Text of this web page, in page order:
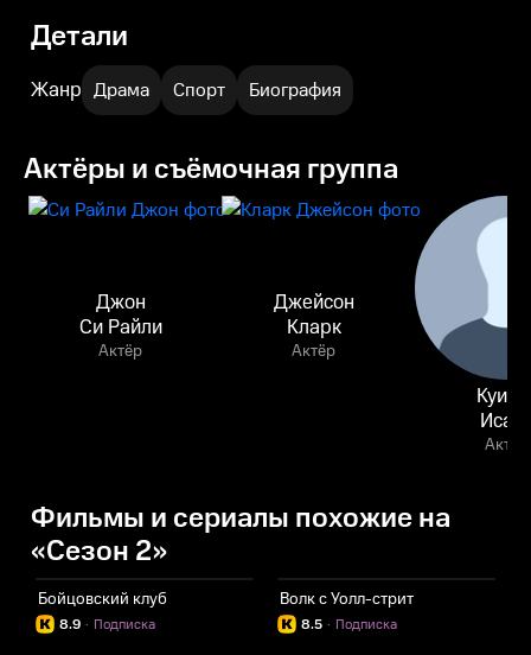
Детали
Жанр Драма Спорт Биография
Актёры и съёмочная группа
Джон
Си Райли
Актёр
Джейсон
Кларк
Актёр
Актёр
Фильмы и сериалы похожие на
«Сезон 2»
Бойцовский клуб
8.9 Подписка
·
Волк с Уолл-стрит
8.5 Подписка
·